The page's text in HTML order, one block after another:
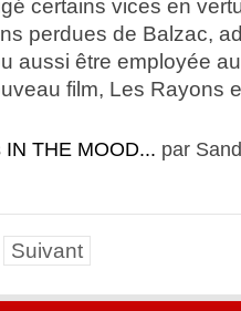
certains vices en
perdues de Balzac,
aussi être employée
film, Les Rayons
IN THE MOOD... par
Suivant